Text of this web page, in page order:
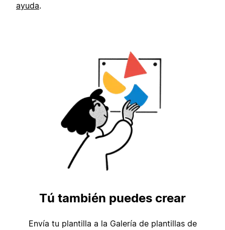
ayuda.
Tú también puedes crear
Envía tu plantilla a la Galería de plantillas de